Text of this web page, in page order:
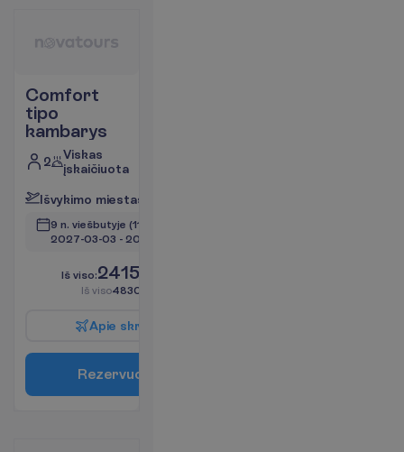
Comfort
tipo
kambarys
2
Viskas
įskaičiuota
Išvykimo miestas
9 n. viešbutyje (11 n. iš viso)
2027-03-03 - 2027-03-13
Iš viso:2415.00
Iš viso4830.00
Apie skr
Rezervuo